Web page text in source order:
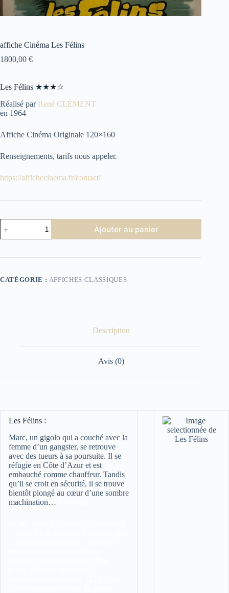
affiche Cinéma Les Félins
1800,00 €
Les Félins ★★★☆
Réalisé par René CLÉMENT
en 1964
Affiche Cinéma Originale 120×160
Renseignements, tarifs nous appeler.
https://affichecinema.fr/contact/
quantité
de
affiche
Les
Ajouter au panier
CATÉGORIE : AFFICHES CLASSIQUES
Description
Avis (0)
Les Félins :
Marc, un gigolo qui a couché avec la
femme d’un gangster, se retrouve
avec des tueurs à sa poursuite. Il se
réfugie en Côte d’Azur et est
embauché comme chauffeur. Tandis
qu’il se croit en sécurité, il se trouve
bientôt plongé au cœur d’une sombre
machination…